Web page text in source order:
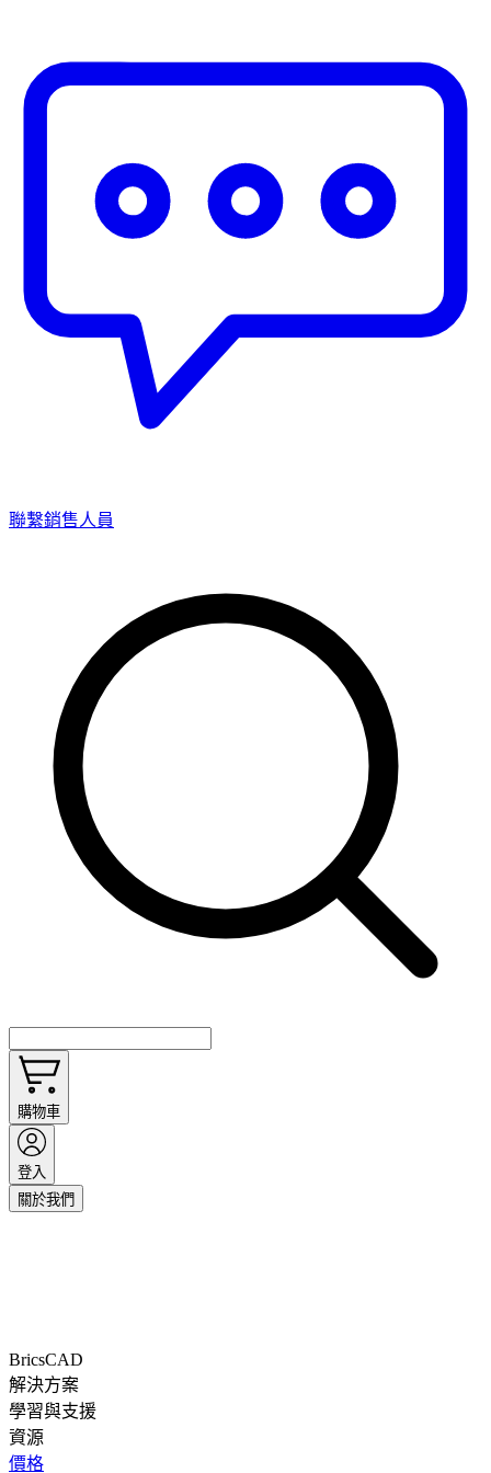
聯繫銷售人員
購物車
登入
關於我們
BricsCAD
解決方案
學習與支援
資源
價格